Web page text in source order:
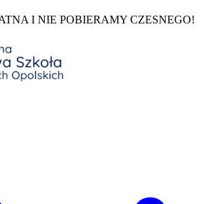
I NIE POBIERAMY CZESNEGO!